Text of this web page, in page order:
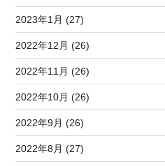
2023年1月 (27)
2022年12月 (26)
2022年11月 (26)
2022年10月 (26)
2022年9月 (26)
2022年8月 (27)